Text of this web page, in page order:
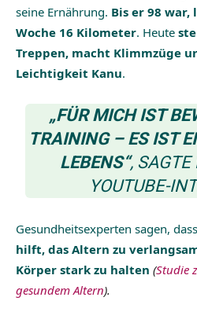
seine Ernährung. Bis er 98
Woche 16 Kilometer. Heute
Treppen, macht Klimmzüge
Leichtigkeit Kanu.
„FÜR MICH IST
TRAINING – ES IST
LEBENS“, SAGTE
YOUTUBE-
Gesundheitsexperten sagen, dass
hilft, das Altern zu
Körper stark zu halten (Studie
gesundem Altern).